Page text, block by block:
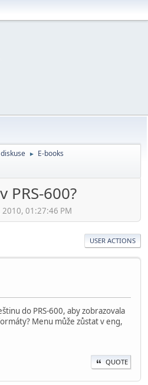
► E-books
PRS-600?
2010, 01:27:46 PM
USER ACTIONS
do PRS-600, aby zobrazovala
Menu může zůstat v eng,
QUOTE